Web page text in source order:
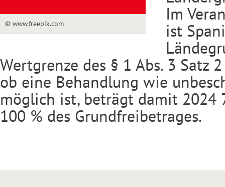
© www.freepik.com
Im
ist
Wertgrenze des § 1 Abs. 3 Satz
ob eine Behandlung wie
möglich ist, beträgt damit 2024
100 % des Grundfreibetrages.